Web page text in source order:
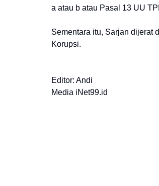
a atau b atau Pasal 13 UU
Sementara itu, Sarjan dijerat
Korupsi.
Editor: Andi
Media iNet99.id